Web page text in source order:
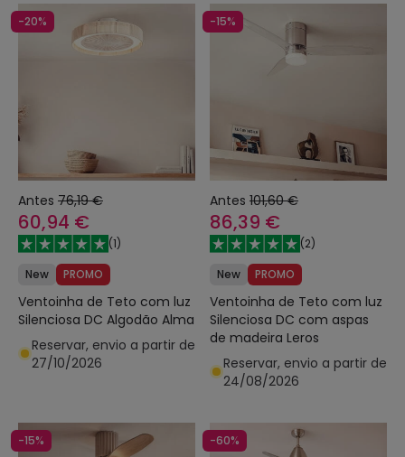
-20%
Antes 76,19 €
60,94 €
(1)
New
PROMO
Ventoinha de Teto com luz
Silenciosa DC Algodão Alma
Reservar, envio a partir de
27/10/2026
-15%
Antes 101,60 €
86,39 €
(2)
New
PROMO
Ventoinha de Teto com luz
Silenciosa DC com aspas
de madeira Leros
Reservar, envio a partir de
24/08/2026
-15% -60%